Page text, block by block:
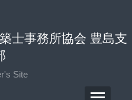
士事務所協会 豊島支
Site